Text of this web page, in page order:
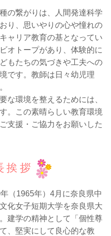
の繋がりは、人間発達科学
り、思いやりの心や憧れの
ャリア教育の基となってい
オトープがあり、体験的に
もたちの気づきや工夫への
です。教師は日々幼児理
環境を整えるためには、
。この素晴らしい教育環境
支援・ご協力をお願いした
挨拶
（1965年）4月に奈良県中
化女子短期大学を奈良県大
建学の精神として「個性尊
、堅実にして良心的な教